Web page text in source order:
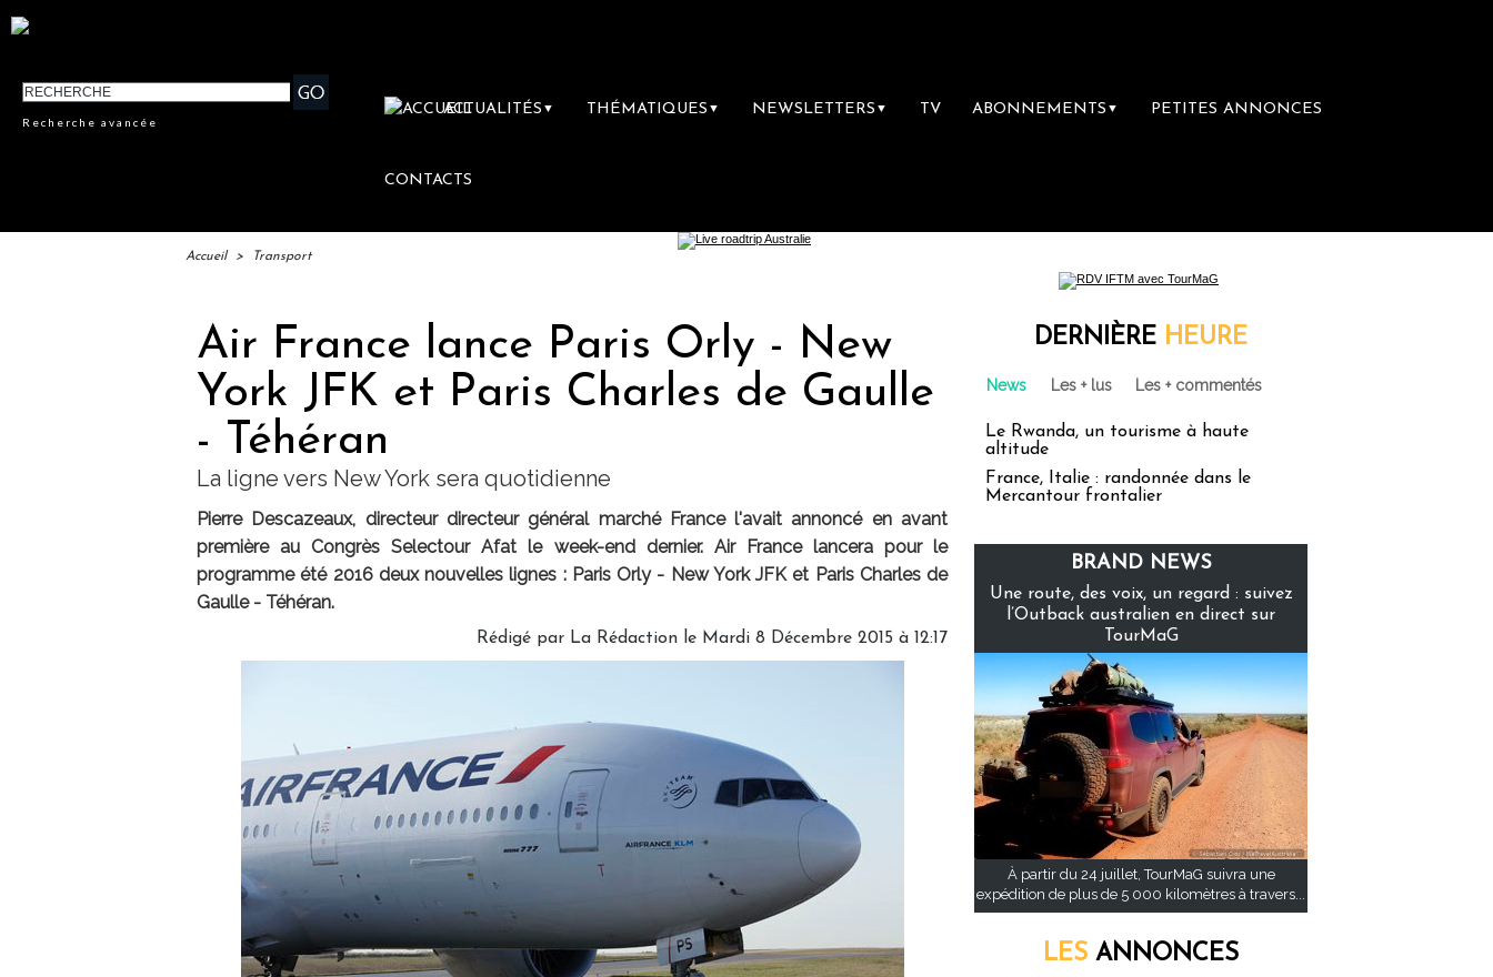
Recherche avancée
ACTUALITÉS ▼ THÉMATIQUES ▼ NEWSLETTERS ▼ TV ABONNEMENTS ▼ PETITES ANNONCES
CONTACTS
Accueil > Transport
Air France lance Paris Orly - New
York JFK et Paris Charles de Gaulle
- Téhéran
La ligne vers New York sera quotidienne
Pierre Descazeaux, directeur directeur général marché France l'avait annoncé en avant
première au Congrès Selectour Afat le week-end dernier. Air France lancera pour le
programme été 2016 deux nouvelles lignes : Paris Orly - New York JFK et Paris Charles de
Gaulle - Téhéran.
Rédigé par La Rédaction le Mardi 8 Décembre 2015 à 12:17
DERNIÈRE HEURE
News Les + lus Les + commentés
Le Rwanda, un tourisme à haute
altitude
France, Italie : randonnée dans le
Mercantour frontalier
BRAND NEWS
Une route, des voix, un regard : suivez
l’Outback australien en direct sur
TourMaG
À partir du 24 juillet, TourMaG suivra une
expédition de plus de 5 000 kilomètres à travers...
LES ANNONCES